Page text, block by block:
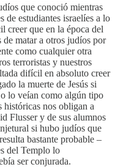
que conoció mientras
de estudiantes israelíes a lo
creer que en la época del
matar a otros judíos por
como cualquier otra
terroristas y nuestros
difícil en absoluto creer
la muerte de Jesús si
lo veían como algún tipo
históricas nos obligan a
Flusser y de sus alumnos
si hubo judíos que
bastante probable –
del Templo lo
ser conjurada.